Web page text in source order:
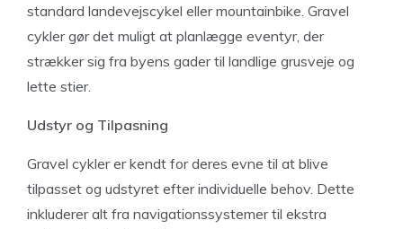
standard landevejscykel eller mountainbike. Gravel
cykler gør det muligt at planlægge eventyr, der
strækker sig fra byens gader til landlige grusveje og
lette stier.
Udstyr og Tilpasning
Gravel cykler er kendt for deres evne til at blive
tilpasset og udstyret efter individuelle behov. Dette
inkluderer alt fra navigationssystemer til ekstra